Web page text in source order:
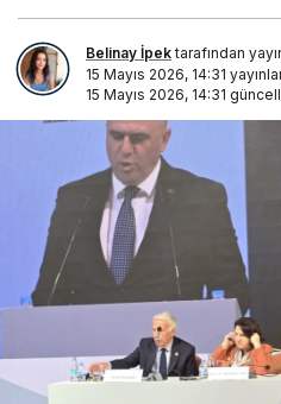
Belinay İpektarafından
15 Mayıs 2026, 14:31
15 Mayıs 2026, 14:31